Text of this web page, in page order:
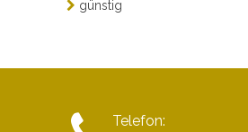
günstig
Telefon: